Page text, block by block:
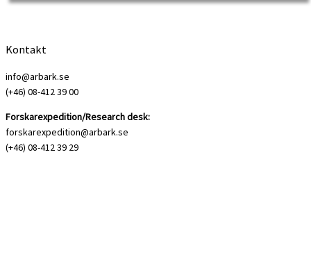
Kontakt
info@arbark.se
(+46) 08-412 39 00
Forskarexpedition/Research desk:
forskarexpedition@arbark.se
(+46) 08-412 39 29